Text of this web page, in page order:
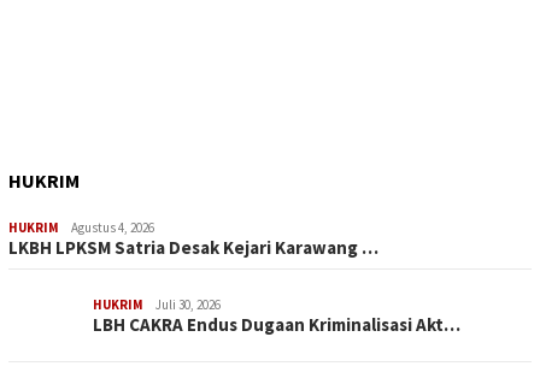
HUKRIM
HUKRIM Agustus 4, 2026
LKBH LPKSM Satria Desak Kejari Karawang …
HUKRIM Juli 30, 2026
LBH CAKRA Endus Dugaan Kriminalisasi Akt…